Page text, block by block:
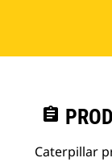
assignment
Caterpillar